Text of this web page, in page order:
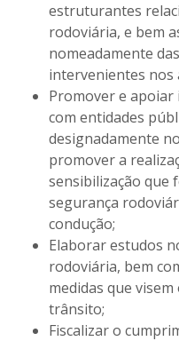
estruturantes
rodoviária, e bem
nomeadamente
intervenientes nos
Promover e apoiar
com entidades
designadamente
promover a
sensibilização que
segurança
condução;
Elaborar estudos
rodoviária, bem
medidas que
trânsito;
Fiscalizar o